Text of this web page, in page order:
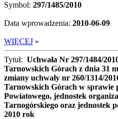
Symbol: 297/1485/2010
Data wprowadzenia: 2010-06-09
WIĘCEJ »
Tytuł: Uchwała Nr 297/1484/
Tarnowskich Górach z dnia 31
zmiany uchwały nr 260/1314/
Tarnowskich Górach w sprawie
Powiatowego, jednostek
Tarnogórskiego oraz jednostek
2010 rok